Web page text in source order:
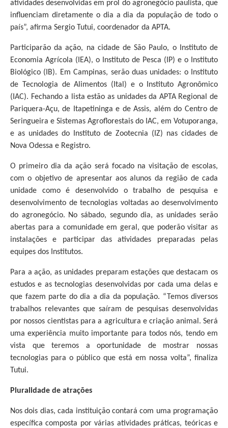
atividades desenvolvidas em prol do agronegócio paulista, que
influenciam diretamente o dia a dia da população de todo o
país”, afirma Sergio Tutui, coordenador da APTA.
Participarão da ação, na cidade de São Paulo, o Instituto de
Economia Agrícola (IEA), o Instituto de Pesca (IP) e o Instituto
Biológico (IB). Em Campinas, serão duas unidades: o Instituto
de Tecnologia de Alimentos (Ital) e o Instituto Agronômico
(IAC). Fechando a lista estão as unidades da APTA Regional de
Pariquera-Açu, de Itapetininga e de Assis, além do Centro de
Seringueira e Sistemas Agroflorestais do IAC, em Votuporanga,
e as unidades do Instituto de Zootecnia (IZ) nas cidades de
Nova Odessa e Registro.
O primeiro dia da ação será focado na visitação de escolas,
com o objetivo de apresentar aos alunos da região de cada
unidade como é desenvolvido o trabalho de pesquisa e
desenvolvimento de tecnologias voltadas ao desenvolvimento
do agronegócio. No sábado, segundo dia, as unidades serão
abertas para a comunidade em geral, que poderão visitar as
instalações e participar das atividades preparadas pelas
equipes dos Institutos.
Para a ação, as unidades preparam estações que destacam os
estudos e as tecnologias desenvolvidas por cada uma delas e
que fazem parte do dia a dia da população. “Temos diversos
trabalhos relevantes que saíram de pesquisas desenvolvidas
por nossos cientistas para a agricultura e criação animal. Será
uma experiência muito importante para todos nós, tendo em
vista que teremos a oportunidade de mostrar nossas
tecnologias para o público que está em nossa volta”, finaliza
Tutui.
Pluralidade de atrações
Nos dois dias, cada instituição contará com uma programação
específica composta por várias atividades práticas, teóricas e